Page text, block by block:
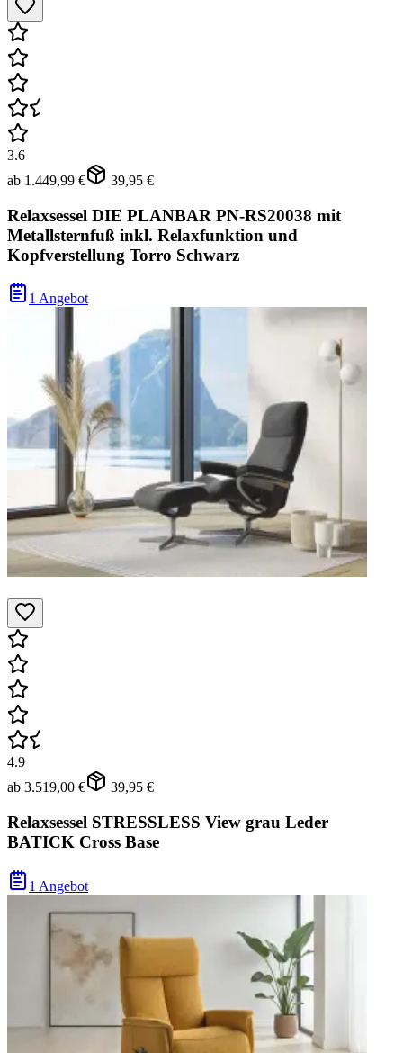
3.6
ab 1.449,99 € 39,95 €
Relaxsessel DIE PLANBAR PN-RS20038 mit
Metallsternfuß inkl. Relaxfunktion und
Kopfverstellung Torro Schwarz
1 Angebot
4.9
ab 3.519,00 € 39,95 €
Relaxsessel STRESSLESS View grau Leder
BATICK Cross Base
1 Angebot